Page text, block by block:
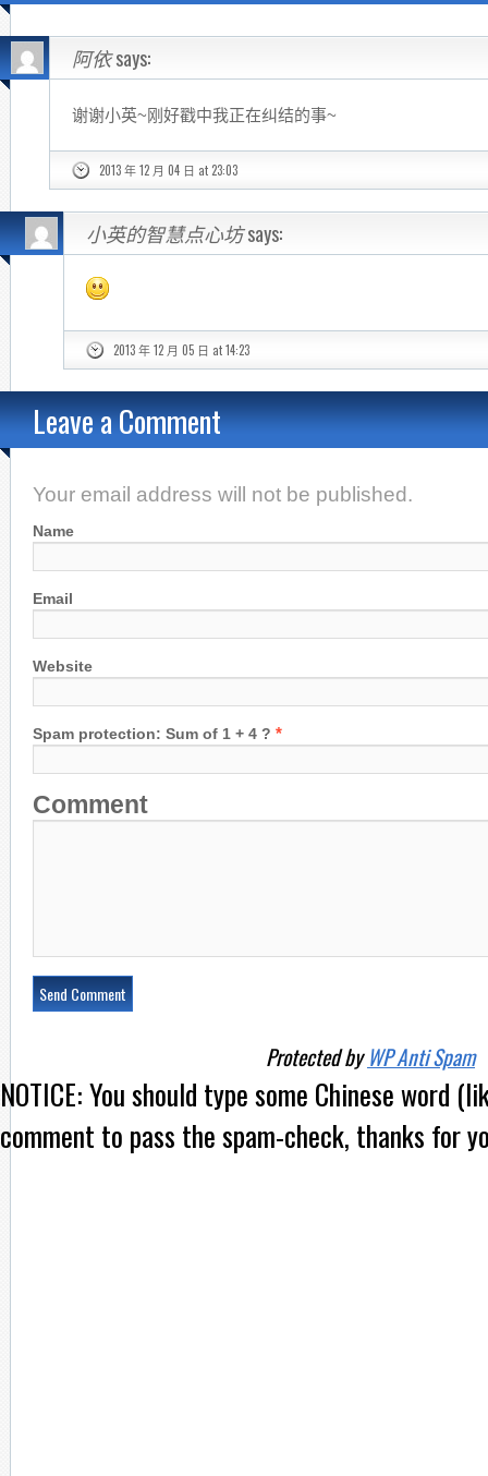
阿依says:
谢谢小英~刚好戳中我正在纠结的事~
2013 年 12 月 04 日 at 23:03
小英的智慧点心坊says:
2013 年 12 月 05 日 at 14:23
Leave a Comment
Your email address will not be published.
Name
Email
Website
Spam protection: Sum of 1 + 4 ? *
Comment
Protected byWP Anti Spam
NOTICE:You should type some Chinese word
comment to pass the spam-check, thanks for